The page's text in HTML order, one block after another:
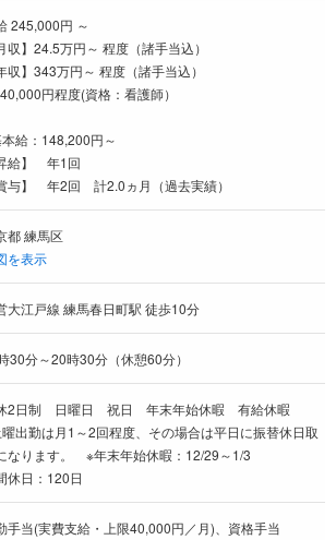
245,000円 ～
収】24.5万円～ 程度（諸手当込）
収】343万円～ 程度（諸手当込）
円程度(資格：看護師）
給：148,200円～
給】 年1回
与】 年2回 計2.0ヵ月（過去実績）
都 練馬区
を表示
大江戸線 練馬春日町駅 徒歩10分
30分～20時30分（休憩60分）
2日制 日曜日 祝日 年末年始休暇 有給休暇
出勤は月1～2回程度、その場合は平日に振替休日取
なります。 ※年末年始休暇：12/29～1/3
休日：120日
手当(実費支給・上限40,000円／月)、資格手当